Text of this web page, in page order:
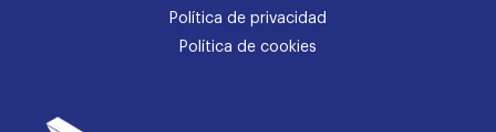
Política de privacidad
Política de cookies